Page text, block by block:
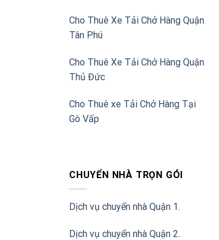
Cho Thuê Xe Tải Chở Hàng Quận
Tân Phú
Cho Thuê Xe Tải Chở Hàng Quận
Thủ Đức
Cho Thuê xe Tải Chở Hàng Tại
Gò Vấp
CHUYỂN NHÀ TRỌN GÓI
Dịch vụ chuyển nhà Quận 1.
Dịch vụ chuyển nhà Quận 2.